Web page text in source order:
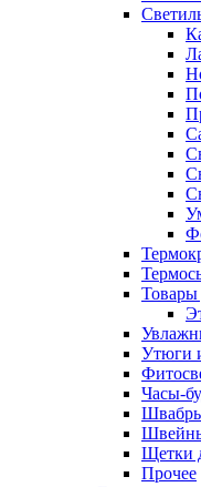
Товары
Утюги
Часы-
Щетки
Прочее